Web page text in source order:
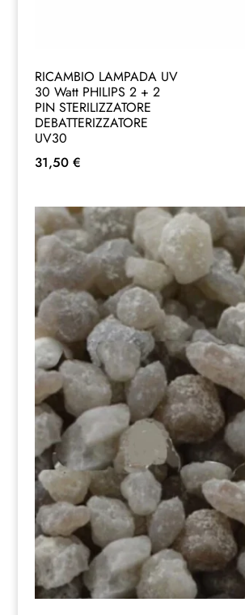
RICAMBIO LAMPADA UV
30 Watt PHILIPS 2 + 2
PIN STERILIZZATORE
DEBATTERIZZATORE
UV30
31,50 €